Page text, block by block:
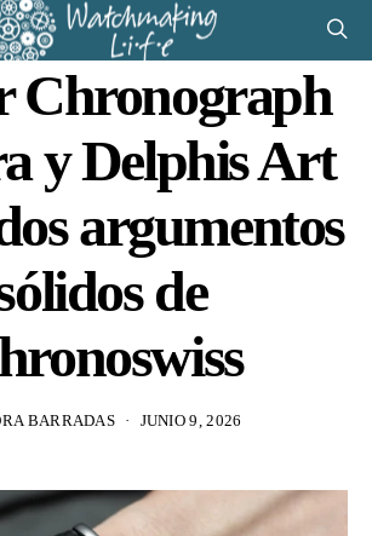
Chronograph
y Delphis Art
argumentos
de
BARRADAS JUNIO 9, 2026